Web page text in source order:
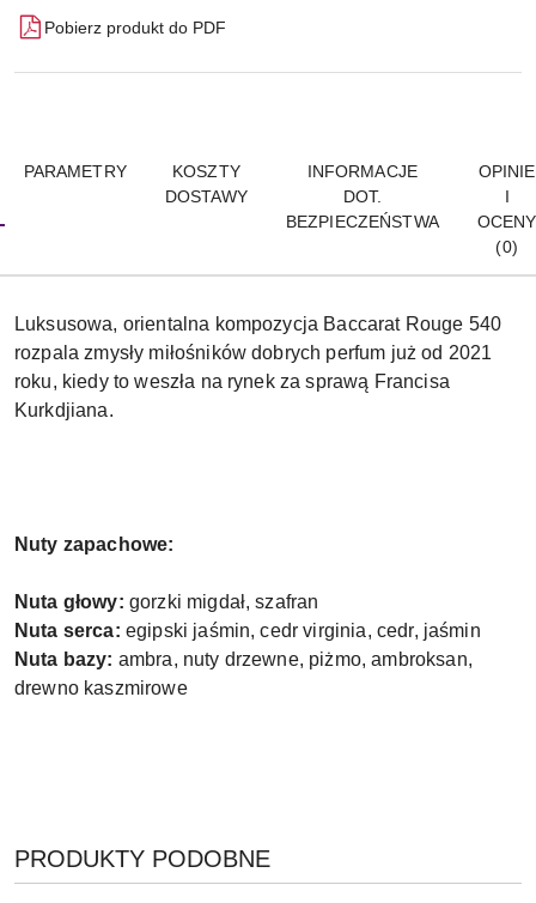
Pobierz produkt do PDF
PARAMETRY
KOSZTY
DOSTAWY
INFORMACJE
DOT.
BEZPIECZEŃSTWA
OPINIE
I
OCENY
(0)
Luksusowa, orientalna kompozycja Baccarat Rouge 540
rozpala zmysły miłośników dobrych perfum już od 2021
roku, kiedy to weszła na rynek za sprawą Francisa
Kurkdjiana.
Nuty zapachowe:
Nuta głowy: gorzki migdał, szafran
Nuta serca: egipski jaśmin, cedr virginia, cedr, jaśmin
Nuta bazy: ambra, nuty drzewne, piżmo, ambroksan,
drewno kaszmirowe
Pomiń karuzelę produktów
PRODUKTY
O
PRODUKTY PODOBNE